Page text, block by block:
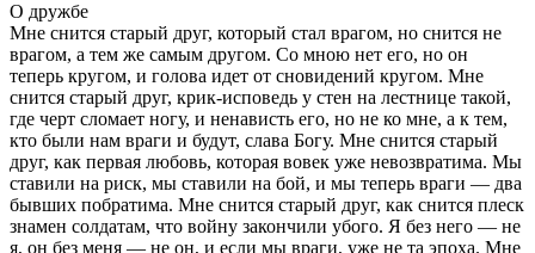
О дружбе
Мне снится старый друг, который стал врагом, но снится не
врагом, а тем же самым другом. Со мною нет его, но он
теперь кругом, и голова идет от сновидений кругом. Мне
снится старый друг, крик-исповедь у стен на лестнице такой,
где черт сломает ногу, и ненависть его, но не ко мне, а к тем,
кто были нам враги и будут, слава Богу. Мне снится старый
друг, как первая любовь, которая вовек уже невозвратима. Мы
ставили на риск, мы ставили на бой, и мы теперь враги — два
бывших побратима. Мне снится старый друг, как снится плеск
знамен солдатам, что войну закончили убого. Я без него — не
я, он без меня — не он, и если мы враги, уже не та эпоха. Мне